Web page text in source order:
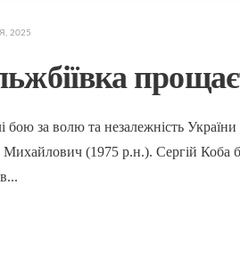
2025
бою за волю та незалежність
Михайлович (1975 р.н.). Сергій Коба
...